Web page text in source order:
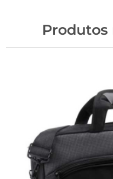
Produtos